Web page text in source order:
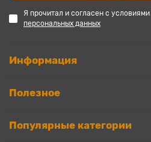
Я прочитал и согласен с условиями
персональных данных
Информация
Полезное
Популярные категории